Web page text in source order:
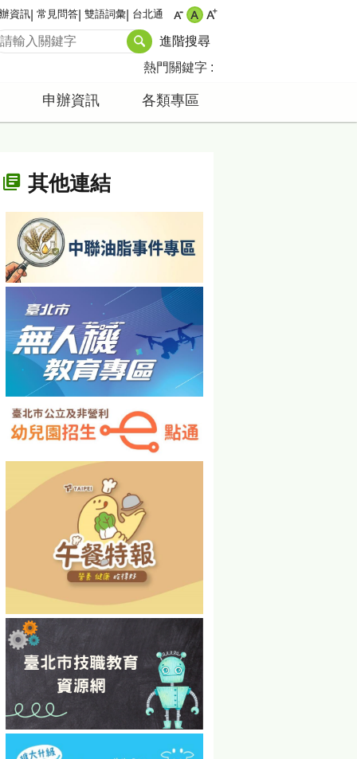
資訊 常見問答 雙語詞彙 台北通
進階搜尋
熱門關鍵字
申辦資訊 各類專區
其他連結